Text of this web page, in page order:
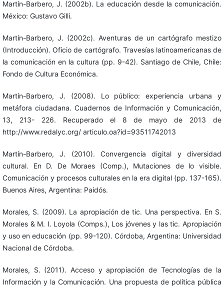
Martín-Barbero, J. (2002b). La educación desde la comunicación.
México: Gustavo Gilli.
Martín-Barbero, J. (2002c). Aventuras de un cartógrafo mestizo
(Introducción). Oficio de cartógrafo. Travesías latinoamericanas de
la comunicación en la cultura (pp. 9-42). Santiago de Chile, Chile:
Fondo de Cultura Económica.
Martín-Barbero, J. (2008). Lo público: experiencia urbana y
metáfora ciudadana. Cuadernos de Información y Comunicación,
13, 213- 226. Recuperado el 8 de mayo de 2013 de
http://www.redalyc.org/ articulo.oa?id=93511742013
Martín-Barbero, J. (2010). Convergencia digital y diversidad
cultural. En D. De Moraes (Comp.), Mutaciones de lo visible.
Comunicación y procesos culturales en la era digital (pp. 137-165).
Buenos Aires, Argentina: Paidós.
Morales, S. (2009). La apropiación de tic. Una perspectiva. En S.
Morales & M. I. Loyola (Comps.), Los jóvenes y las tic. Apropiación
y uso en educación (pp. 99-120). Córdoba, Argentina: Universidad
Nacional de Córdoba.
Morales, S. (2011). Acceso y apropiación de Tecnologías de la
Información y la Comunicación. Una propuesta de política pública